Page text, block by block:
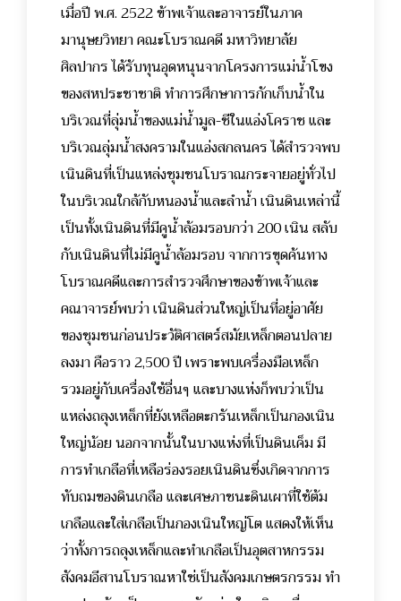
เมื่อปี พ.ศ. 2522 ข้าพเจ้าและอาจารย์ในภาค
มานุษยวิทยา คณะโบราณคดี มหาวิทยาลัย
ศิลปากร ได้รับทุนอุดหนุนจากโครงการแม่น้ำโขง
ของสหประชาชาติ ทำการศึกษาการกักเก็บน้ำใน
บริเวณที่ลุ่มน้ำของแม่น้ำมูล-ชีในแอ่งโคราช และ
บริเวณลุ่มน้ำสงครามในแอ่งสกลนคร ได้สำรวจพบ
เนินดินที่เป็นแหล่งชุมชนโบราณกระจายอยู่ทั่วไป
ในบริเวณใกล้กับหนองน้ำและลำน้ำ เนินดินเหล่านี้
เป็นทั้งเนินดินที่มีคูน้ำล้อมรอบกว่า 200 เนิน สลับ
กับเนินดินที่ไม่มีคูน้ำล้อมรอบ จากการขุดค้นทาง
โบราณคดีและการสำรวจศึกษาของข้าพเจ้าและ
คณาจารย์พบว่า เนินดินส่วนใหญ่เป็นที่อยู่อาศัย
ของชุมชนก่อนประวัติศาสตร์สมัยเหล็กตอนปลาย
ลงมา คือราว 2,500 ปี เพราะพบเครื่องมือเหล็ก
รวมอยู่กับเครื่องใช้อื่นๆ และบางแห่งก็พบว่าเป็น
แหล่งถลุงเหล็กที่ยังเหลือตะกรันเหล็กเป็นกองเนิน
ใหญ่น้อย นอกจากนั้นในบางแห่งที่เป็นดินเค็ม มี
การทำเกลือที่เหลือร่องรอยเนินดินซึ่งเกิดจากการ
ทับถมของดินเกลือ และเศษภาชนะดินเผาที่ใช้ต้ม
เกลือและใส่เกลือเป็นกองเนินใหญ่โต แสดงให้เห็น
ว่าทั้งการถลุงเหล็กและทำเกลือเป็นอุตสาหกรรม
สังคมอีสานโบราณหาใช่เป็นสังคมเกษตรกรรม ทำ